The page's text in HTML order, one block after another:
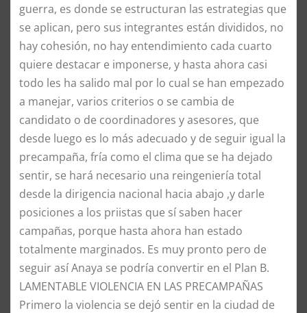
guerra, es donde se estructuran las estrategias que
se aplican, pero sus integrantes están divididos, no
hay cohesión, no hay entendimiento cada cuarto
quiere destacar e imponerse, y hasta ahora casi
todo les ha salido mal por lo cual se han empezado
a manejar, varios criterios o se cambia de
candidato o de coordinadores y asesores, que
desde luego es lo más adecuado y de seguir igual la
precampaña, fría como el clima que se ha dejado
sentir, se hará necesario una reingeniería total
desde la dirigencia nacional hacia abajo ,y darle
posiciones a los priistas que sí saben hacer
campañas, porque hasta ahora han estado
totalmente marginados. Es muy pronto pero de
seguir así Anaya se podría convertir en el Plan B.
LAMENTABLE VIOLENCIA EN LAS PRECAMPAÑAS
Primero la violencia se dejó sentir en la ciudad de